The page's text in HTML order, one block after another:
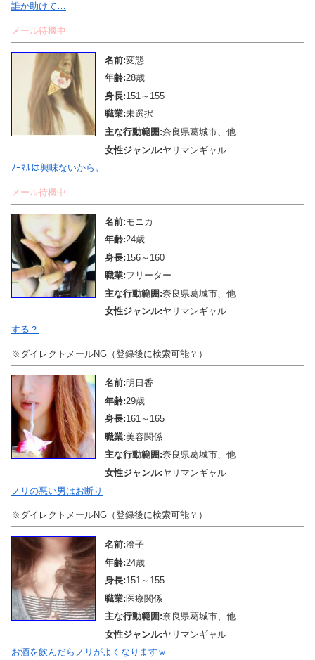
誰か助けて…
メール待機中
名前:変態
年齢:28歳
身長:151～155
職業:未選択
主な行動範囲:奈良県葛城市、他
女性ジャンル:ヤリマンギャル
ﾉｰﾏﾙは興味ないから。
メール待機中
名前:モニカ
年齢:24歳
身長:156～160
職業:フリーター
主な行動範囲:奈良県葛城市、他
女性ジャンル:ヤリマンギャル
する？
※ダイレクトメールNG（登録後に検索可能？）
名前:明日香
年齢:29歳
身長:161～165
職業:美容関係
主な行動範囲:奈良県葛城市、他
女性ジャンル:ヤリマンギャル
ノリの悪い男はお断り
※ダイレクトメールNG（登録後に検索可能？）
名前:澄子
年齢:24歳
身長:151～155
職業:医療関係
主な行動範囲:奈良県葛城市、他
女性ジャンル:ヤリマンギャル
お酒を飲んだらノリがよくなりますｗ